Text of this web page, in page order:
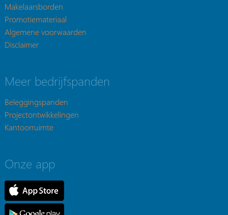
Makelaarsborden
Promotiemateriaal
Algemene voorwaarden
Disclaimer
Meer bedrijfspanden
Beleggingspanden
Projectontwikkelingen
Kantoorruimte
Onze app